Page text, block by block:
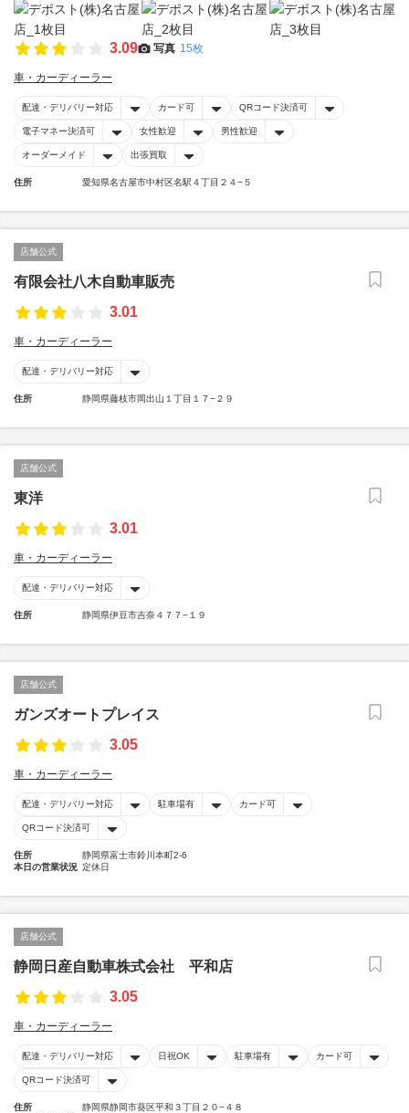
3.09 写真 15枚
車・カーディーラー
配達・デリバリー対応 カード可 QRコード決済可
電子マネー決済可 女性歓迎 男性歓迎
オーダーメイド 出張買取
住所 愛知県名古屋市中村区名駅４丁目２４−５
店舗公式
有限会社八木自動車販売
3.01
車・カーディーラー
配達・デリバリー対応
住所 静岡県藤枝市岡出山１丁目１７−２９
店舗公式
東洋
3.01
車・カーディーラー
配達・デリバリー対応
住所 静岡県伊豆市吉奈４７７−１９
店舗公式
ガンズオートプレイス
3.05
車・カーディーラー
配達・デリバリー対応 駐車場有 カード可
QRコード決済可
住所
静岡県富士市鈴川本町2-6
本日の営業状況 定休日
店舗公式
静岡日産自動車株式会社 平和店
3.05
車・カーディーラー
配達・デリバリー対応 日祝OK 駐車場有 カード可
QRコード決済可
住所
静岡県静岡市葵区平和３丁目２０−４８